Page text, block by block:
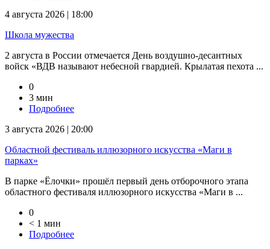
4 августа 2026 | 18:00
Школа мужества
2 августа в России отмечается День воздушно-десантных
войск «ВДВ называют небесной гвардией. Крылатая пехота ...
0
3 мин
Подробнее
3 августа 2026 | 20:00
Областной фестиваль иллюзорного искусства «Маги в
парках»
В парке «Ёлочки» прошёл первый день отборочного этапа
областного фестиваля иллюзорного искусства «Маги в ...
0
< 1 мин
Подробнее